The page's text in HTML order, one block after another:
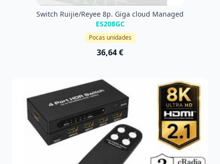
Switch Ruijie/Reyee 8p. Giga cloud Managed
ES208GC
Pocas unidades
36,64 €